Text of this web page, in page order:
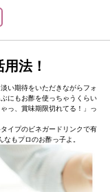
法！
い期待をいただきながらフォ
にもお酢を使っちゃうくらい
っ、賞味期限切れてる！」っ
イプのビネガードリンクで有
もプロのお酢っ子よ。